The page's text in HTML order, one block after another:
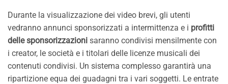
Durante la visualizzazione dei video brevi, gli utenti
vedranno annunci sponsorizzati a intermittenza e i profitti
delle sponsorizzazioni saranno condivisi mensilmente con
i creator, le società e i titolari delle licenze musicali dei
contenuti condivisi. Un sistema complesso garantirà una
ripartizione equa dei guadagni tra i vari soggetti. Le entrate